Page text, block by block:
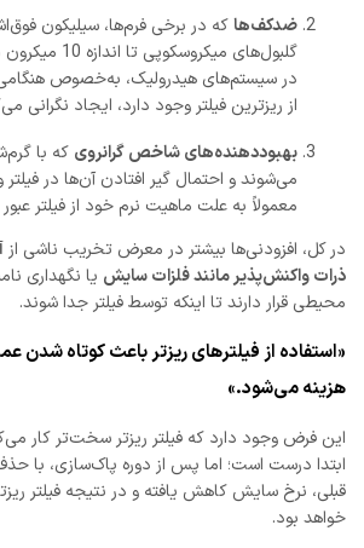
ضدکف‌هاکه در برخی فرم‌ها، سیلیکون
گلبول‌های
در سیستم‌های هیدرولیک، به‌خصوص هنگامی
از ریزترین فیلتر وجود دارد، ایجاد نگرانی
بهبوددهنده‌های شاخص گرانروی که با
می‌شوند و احتمال گیر افتادن آن‌ها در فیلتر
معمولاً به علت ماهیت نرم خود از فیلتر
در کل، افزودنی‌ها بیشتر در معرض تخریب ناشی از
ذرات واکنش‌پذیر مانند فلزات سایش یا نگهداری
محیطی قرار دارند تا اینکه توسط فیلتر جدا شوند.
«استفاده از فیلترهای ریزتر باعث کوتاه شدن
هزینه می‌شود.»
این فرض وجود دارد که فیلتر ریزتر سخت‌تر کار
ابتدا درست است؛ اما پس از دوره پاک‌سازی، با
قبلی، نرخ سایش کاهش یافته و در نتیجه فیلتر
خواهد بود.